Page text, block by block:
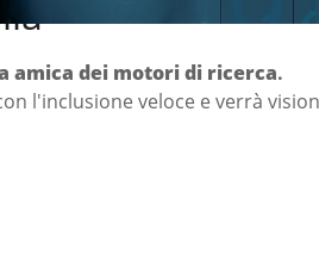
amica dei motori di ricerca.
l'inclusione veloce e verrà